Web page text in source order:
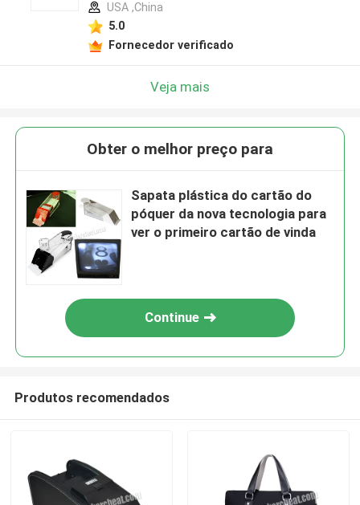
USA ,China
5.0
Fornecedor verificado
Veja mais
Obter o melhor preço para
Sapata plástica do cartão do
póquer da nova tecnologia para
ver o primeiro cartão de vinda
Continue
Produtos recomendados